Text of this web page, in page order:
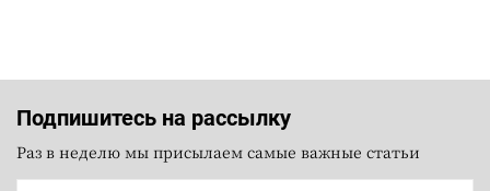
Подпишитесь на рассылку
Раз в неделю мы присылаем самые важные статьи